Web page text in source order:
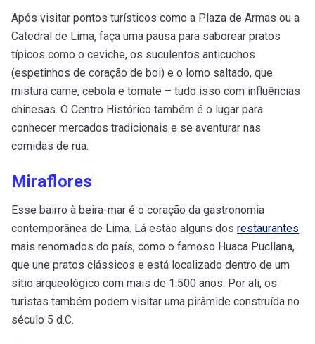
Após visitar pontos turísticos como a Plaza de Armas ou a
Catedral de Lima, faça uma pausa para saborear pratos
típicos como o ceviche, os suculentos anticuchos
(espetinhos de coração de boi) e o lomo saltado, que
mistura carne, cebola e tomate – tudo isso com influências
chinesas. O Centro Histórico também é o lugar para
conhecer mercados tradicionais e se aventurar nas
comidas de rua.
Miraflores
Esse bairro à beira-mar é o coração da gastronomia
contemporânea de Lima. Lá estão alguns dos restaurantes
mais renomados do país, como o famoso Huaca Pucllana,
que une pratos clássicos e está localizado dentro de um
sítio arqueológico com mais de 1.500 anos. Por ali, os
turistas também podem visitar uma pirâmide construída no
século 5 d.C.